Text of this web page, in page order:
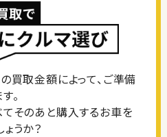
買取金額によって、ご準備
。
そのあと購入するお車を
うか？